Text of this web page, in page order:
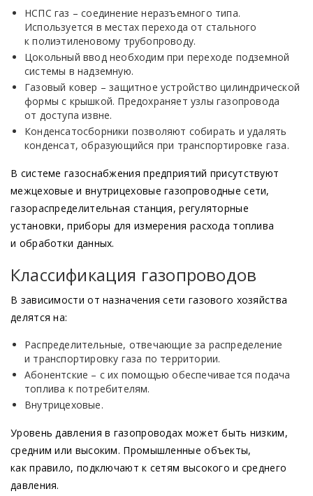
НСПС газ – соединение неразъемного типа.
Используется в местах перехода от стального
к полиэтиленовому трубопроводу.
Цокольный ввод необходим при переходе подземной
системы в надземную.
Газовый ковер – защитное устройство цилиндрической
формы с крышкой. Предохраняет узлы газопровода
от доступа извне.
Конденсатосборники позволяют собирать и удалять
конденсат, образующийся при транспортировке газа.
В системе газоснабжения предприятий присутствуют
межцеховые и внутрицеховые газопроводные сети,
газораспределительная станция, регуляторные
установки, приборы для измерения расхода топлива
и обработки данных.
Классификация газопроводов
В зависимости от назначения сети газового хозяйства
делятся на:
Распределительные, отвечающие за распределение
и транспортировку газа по территории.
Абонентские – с их помощью обеспечивается подача
топлива к потребителям.
Внутрицеховые.
Уровень давления в газопроводах может быть низким,
средним или высоким. Промышленные объекты,
как правило, подключают к сетям высокого и среднего
давления.